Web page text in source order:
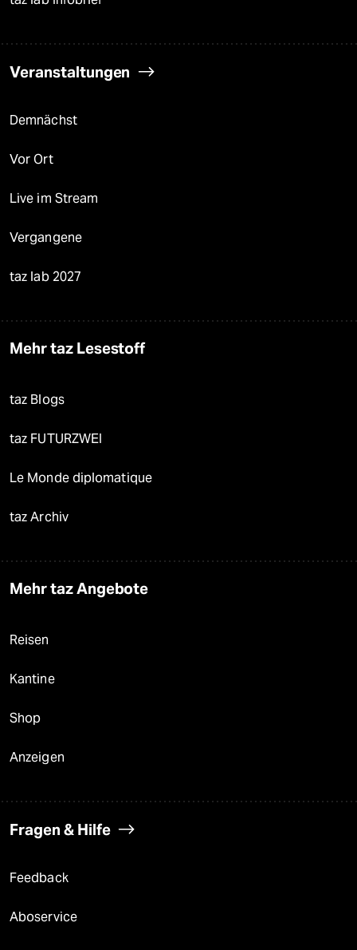
Veranstaltungen
Demnächst
Vor Ort
Live im Stream
Vergangene
taz lab 2027
Mehr taz Lesestoff
taz Blogs
taz FUTURZWEI
Le Monde diplomatique
taz Archiv
Mehr taz Angebote
Reisen
Kantine
Shop
Anzeigen
Fragen & Hilfe
Feedback
Aboservice